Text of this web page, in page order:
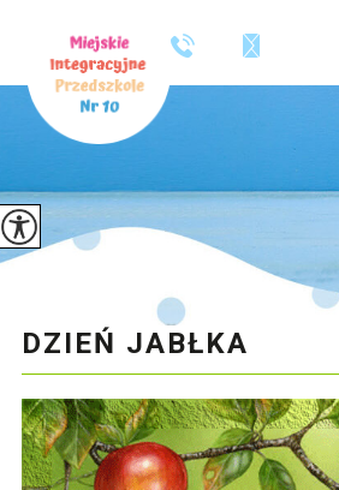
DZIEŃ JABŁKA